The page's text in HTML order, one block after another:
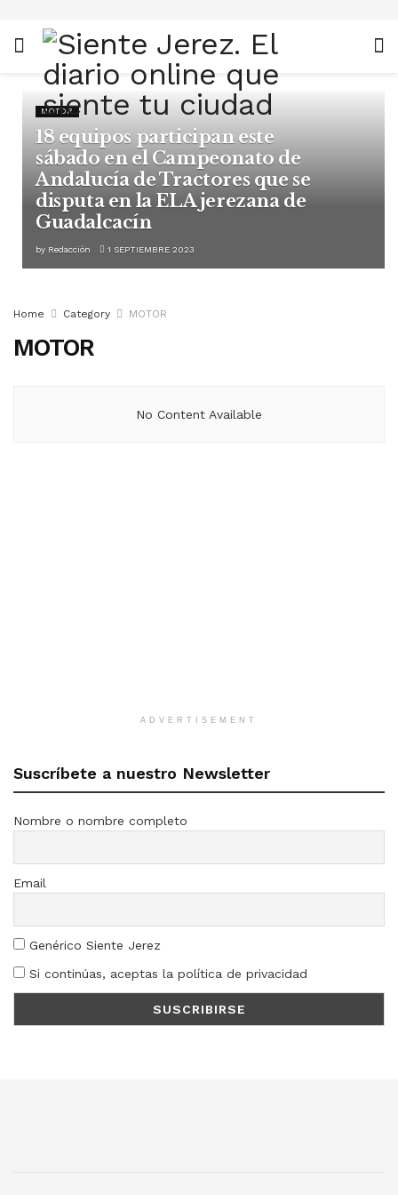
MOTOR
18 equipos participan este
sábado en el Campeonato de
Andalucía de Tractores que se
disputa en la ELA jerezana de
Guadalcacín
by Redacción 1 SEPTIEMBRE 2023
Home Category MOTOR
MOTOR
No Content Available
ADVERTISEMENT
Suscríbete a nuestro Newsletter
Nombre o nombre completo
Email
Genérico Siente Jerez
Si continúas, aceptas la política de privacidad